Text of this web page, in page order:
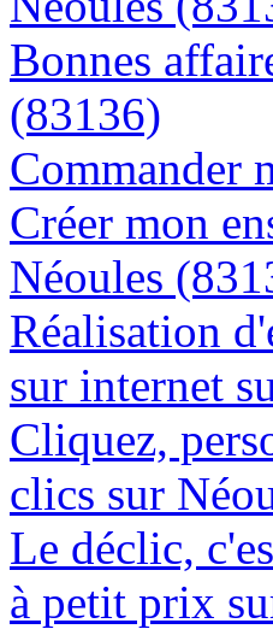
Bonnes
(83136)
Commander
Créer mon
Néoules
Réalisation
sur internet
Cliquez,
clics sur
Le déclic,
à petit prix